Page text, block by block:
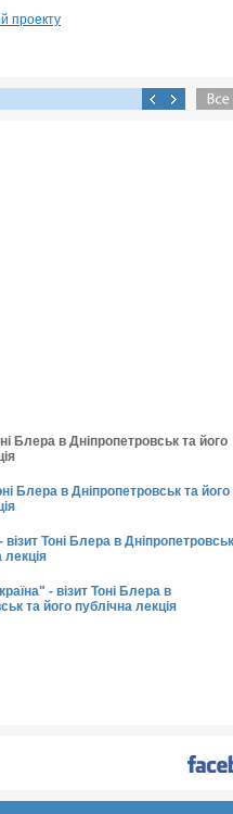
проекту
Блера в Дніпропетровськ та його
Блера в Дніпропетровськ та його
Тоні Блера в
лекція
- візит Тоні Блера в
та його публічна лекція